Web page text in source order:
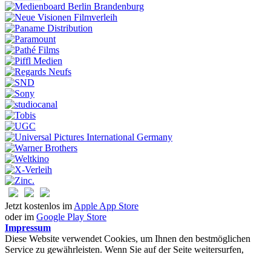
Jetzt kostenlos im Apple App Store
oder im Google Play Store
Impressum
Diese Website verwendet Cookies, um Ihnen den bestmöglichen
Service zu gewährleisten. Wenn Sie auf der Seite weitersurfen,